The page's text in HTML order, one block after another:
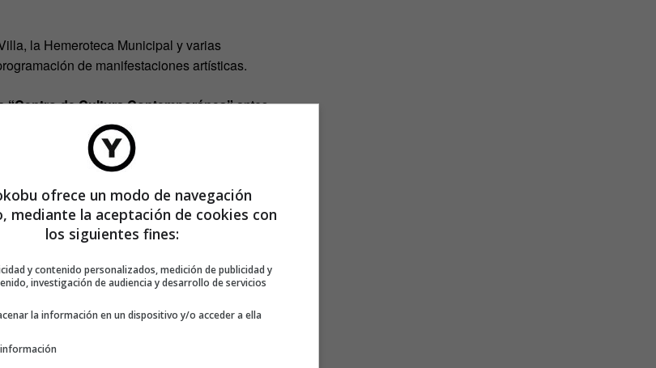
la Hemeroteca Municipal y varias
de manifestaciones artísticas.
“Centro de Cultura Contemporánea”antes
aquí su sede contaban con su propio
etc.), nosotros éramos Condeduque y
, su directora artística.
ofrece un modo de navegación
mediante la aceptación de cookies con
los siguientes fines:
y contenido personalizados, medición de publicidad y
investigación de audiencia y desarrollo de servicios
la información en un dispositivo y/o acceder a ella